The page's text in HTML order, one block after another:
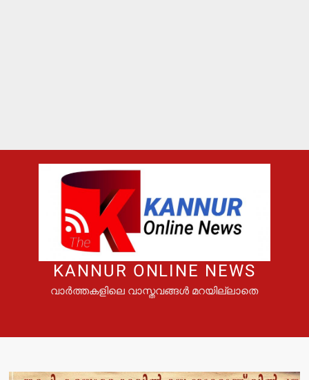
KANNUR ONLINE NEWS
വാർത്തകളിലെ വാസ്തവങ്ങൾ മറയില്ലാതെ